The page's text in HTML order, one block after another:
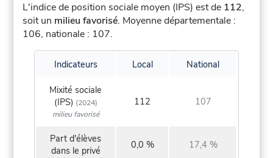
L'indice de position sociale moyen (IPS) est de 112,
soit un milieu favorisé. Moyenne départementale :
106, nationale : 107.
Indicateurs Local National
Mixité sociale
(IPS) (2024)
milieu favorisé
112 107
Part d'élèves
dans le privé
0,0 % 17,4 %